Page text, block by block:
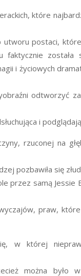
które
postaci,
faktycznie
i życiowych
odtworzyć
i
rzuconej na
pozbawiła się
przez samą Jessie
praw,
w której
można było